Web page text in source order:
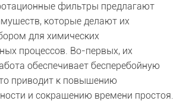
фильтры предлагают
которые делают их
для химических
процессов. Во-первых, их
обеспечивает бесперебойную
приводит к повышению
и сокращению времени простоя.